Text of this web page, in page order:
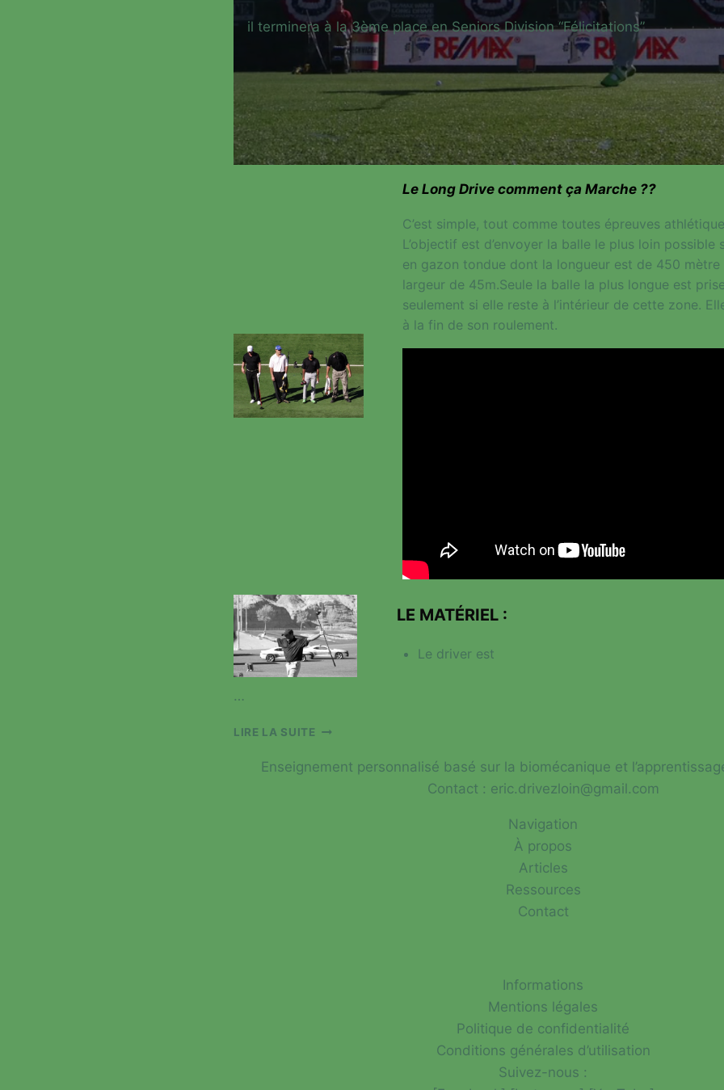
il terminera à la 3ème place en Seniors Division “Félicitations”
Le Long Drive comment ça Marche ??
C’est simple, tout comme toutes épreuves
L’objectif est d’envoyer la balle le plus loin possible
en gazon tondue dont la longueur est de 450 mètre
largeur de 45m.Seule la balle la plus longue est
seulement si elle reste à l’intérieur de cette zone.
à la fin de son roulement.
LE MATÉRIEL :
Le driver est
…
LIRE LA SUITE ERIC
L’ÉLITE
Enseignement personnalisé basé sur la biomécanique et
Contact : eric.drivezloin@gmail.com
Navigation
À propos
Articles
Ressources
Contact
Informations
Mentions légales
Politique de confidentialité
Conditions générales d’utilisation
Suivez-nous :